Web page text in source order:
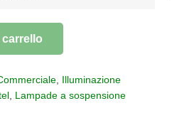
, Illuminazione
Lampade a sospensione